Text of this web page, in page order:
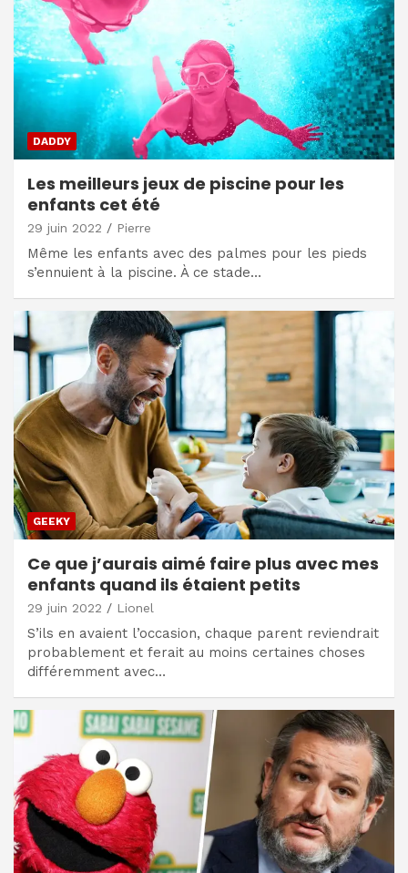
DADDY
Les meilleurs jeux de piscine pour les
enfants cet été
29 juin 2022 Pierre
Même les enfants avec des palmes pour les pieds
s’ennuient à la piscine. À ce stade…
GEEKY
Ce que j’aurais aimé faire plus avec mes
enfants quand ils étaient petits
29 juin 2022 Lionel
S’ils en avaient l’occasion, chaque parent reviendrait
probablement et ferait au moins certaines choses
différemment avec…